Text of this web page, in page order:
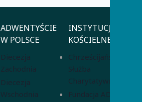
ADWENTYŚCIE
W POLSCE
Diecezja
Zachodnia
Diecezja
Wschodnia
INSTYTUCJE
KOŚCIELNE
Chrześcijańska
Służba
Charytatywna
Fundacja ADRA